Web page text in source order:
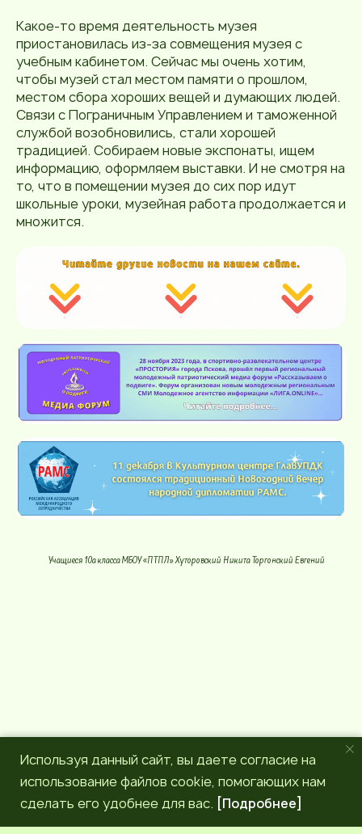
Какое-то время деятельность музея
приостановилась из-за совмещения музея с
учебным кабинетом. Сейчас мы очень хотим,
чтобы музей стал местом памяти о прошлом,
местом сбора хороших вещей и думающих людей.
Связи с Пограничным Управлением и таможенной
службой возобновились, стали хорошей
традицией. Собираем новые экспонаты, ищем
информацию, оформляем выставки. И не смотря на
то, что в помещении музея до сих пор идут
школьные уроки, музейная работа продолжается и
множится.
Учащиеся 10а класса МБОУ «ПТПЛ» Хуторовский Никита Торгонский Евгений
Используя данный сайт, вы даете согласие на
использование файлов cookie, помогающих нам
сделать его удобнее для вас. [Подробнее]